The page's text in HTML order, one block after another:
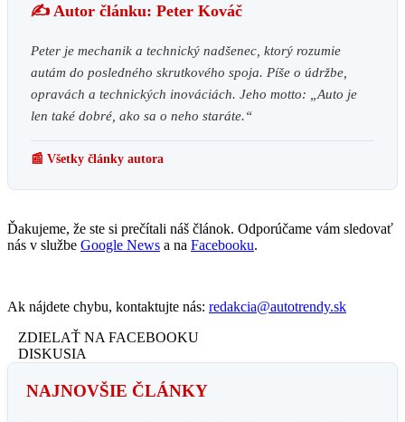
✍️ Autor článku: Peter Kováč
Peter je mechanik a technický nadšenec, ktorý rozumie
autám do posledného skrutkového spoja. Píše o údržbe,
opravách a technických inováciách. Jeho motto: „Auto je
len také dobré, ako sa o neho staráte.“
📰 Všetky články autora
Ďakujeme, že ste si prečítali náš článok. Odporúčame vám sledovať
nás v službe Google News a na Facebooku.
Ak nájdete chybu, kontaktujte nás: redakcia@autotrendy.sk
ZDIELAŤ NA FACEBOOKU
DISKUSIA
NAJNOVŠIE ČLÁNKY